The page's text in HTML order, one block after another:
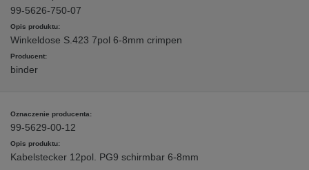
99-5626-750-07
Winkeldose S.423 7pol 6-8mm crimpen
binder
99-5629-00-12
Kabelstecker 12pol. PG9 schirmbar 6-8mm